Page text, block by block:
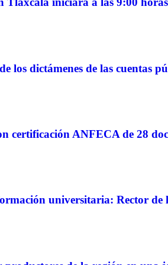
los dictámenes de las cuentas
certificación ANFECA de 28
universitaria: Rector de